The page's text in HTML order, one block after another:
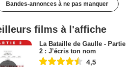
Bandes-annonces à ne pas manquer
films à l'affiche
La Bataille de Gaulle - Partie
2 : J’écris ton nom
4,5